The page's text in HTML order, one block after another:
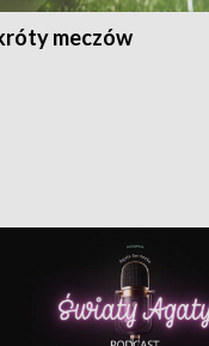
meczów